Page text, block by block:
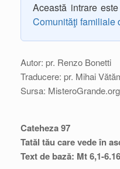
Această intrare
Comunităţi familiale
Autor: pr. Renzo Bonetti
Traducere: pr. Mihai
Sursa: MisteroGrande.org
Cateheza 97
Tatăl tău care vede în
Text de bază: Mt 6,1-